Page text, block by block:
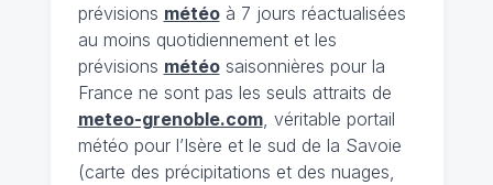
prévisions météoà 7 jours réactualisées
au moins quotidiennement et les
prévisions météosaisonnières pour la
France ne sont pas les seuls attraits de
meteo-grenoble.com, véritable portail
météo pour l’Isère et le sud de la Savoie
(carte des précipitations et des nuages,